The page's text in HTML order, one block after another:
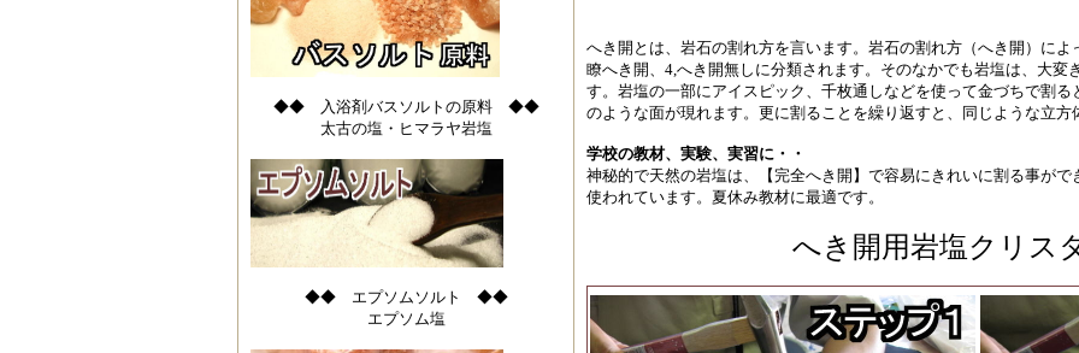
◆◆ 入浴剤バスソルトの原料 ◆◆
太古の塩・ヒマラヤ岩塩
◆◆ エプソムソルト ◆◆
エプソム塩
へき開とは、岩石の割れ方を言います。岩石の割れ方（へき開）に
瞭へき開、4,へき開無しに分類されます。そのなかでも岩塩は、大変
す。岩塩の一部にアイスピック、千枚通しなどを使って金づちで割
のような面が現れます。更に割ることを繰り返すと、同じような立
学校の教材、実験、実習に・・
神秘的で天然の岩塩は、【完全へき開】で容易にきれいに割る事が
使われています。夏休み教材に最適です。
へき開用岩塩クリス